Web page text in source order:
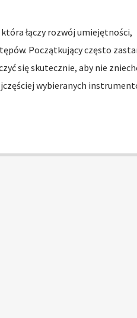
łączy rozwój umiejętności,
Początkujący często
się skutecznie, aby nie
wybieranych